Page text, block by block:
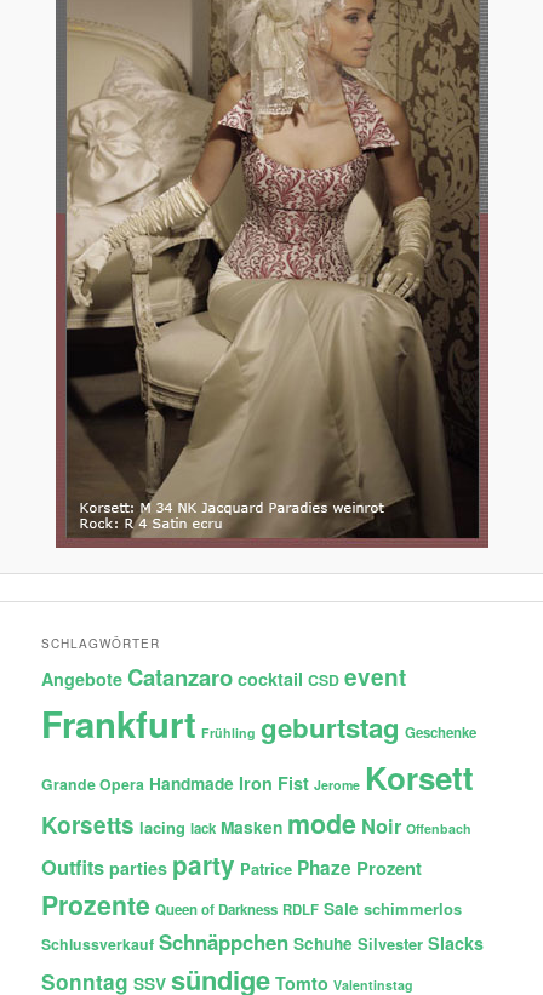
SCHLAGWÖRTER
Angebote Catanzaro cocktail CSD event
Frankfurt Frühling geburtstag Geschenke
Grande Opera Handmade Iron Fist Jerome Korsett
Korsetts lacing lack Masken mode Noir Offenbach
Outfits parties party Patrice Phaze Prozent
Prozente Queen of Darkness RDLF Sale schimmerlos
Schlussverkauf Schnäppchen Schuhe Silvester Slacks
Sonntag SSV sündige Tomto Valentinstag